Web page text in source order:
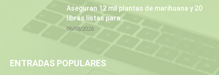
Aseguran 12 mil plantas de marihuana y 20
libras listas para...
06/08/2026
ENTRADAS POPULARES